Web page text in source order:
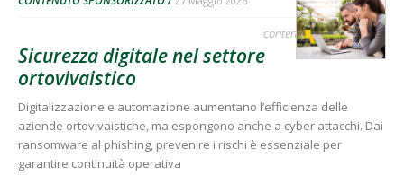
contenuto sponsorizzato
Sicurezza digitale nel settore
ortovivaistico
Digitalizzazione e automazione aumentano l’efficienza delle
aziende ortovivaistiche, ma espongono anche a cyber attacchi. Dai
ransomware al phishing, prevenire i rischi è essenziale per
garantire continuità operativa